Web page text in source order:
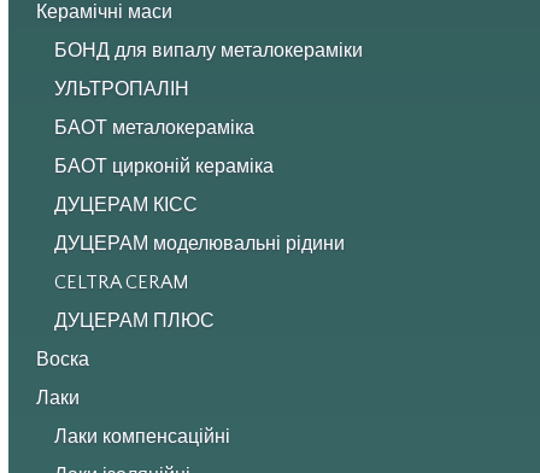
Керамічні маси
БОНД для випалу металокераміки
УЛЬТРОПАЛІН
БАОТ металокераміка
БАОТ цирконій кераміка
ДУЦЕРАМ КІСС
ДУЦЕРАМ моделювальні рідини
CELTRA CERAM
ДУЦЕРАМ ПЛЮС
Воска
Лаки
Лаки компенсаційні